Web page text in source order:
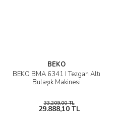
BEKO
BEKO BMA 6341 I Tezgah Altı
Bulaşık Makinesi
33.209,00 TL
29.888,10 TL